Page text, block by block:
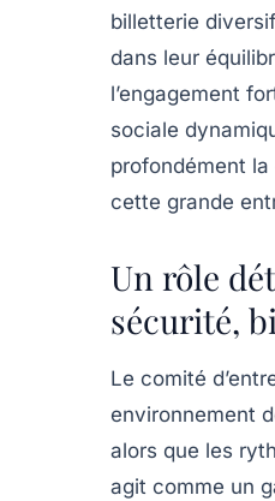
billetterie
dans leur
l’engagement
sociale
profondément
cette grande
Un rôle
sécurité,
Le comité
environnement
alors que les
agit comme un